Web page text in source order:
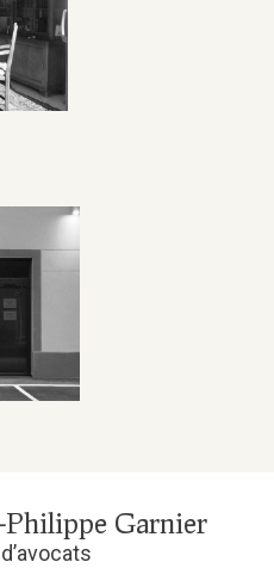
Garnier